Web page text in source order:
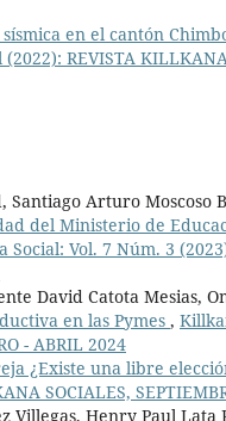
en el cantón
REVISTA
Arturo Moscoso
del Ministerio de
Social: Vol. 7 Núm. 3
David Catota Mesias,
en las Pymes ,
- ABRIL 2024
¿Existe una libre
SOCIALES,
Villegas, Henry Paul Lata